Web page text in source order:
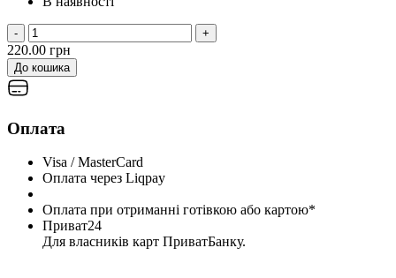
- +
220.00 грн
До кошика
Оплата
Visa / MasterCard
Оплата через Liqpay
Оплата при отриманні готівкою або картою*
Приват24
Для власників карт ПриватБанку.